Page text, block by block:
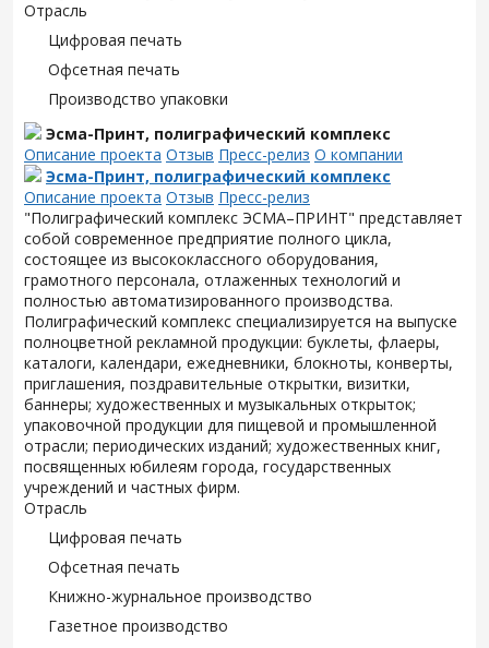
Отрасль
Цифровая печать
Офсетная печать
Производство упаковки
Эсма-Принт, полиграфический комплекс
Описание проекта Отзыв Пресс-релиз О компании
Эсма-Принт, полиграфический комплекс
Описание проекта Отзыв Пресс-релиз
"Полиграфический комплекс ЭСМА–ПРИНТ" представляет
собой современное предприятие полного цикла,
состоящее из высококлассного оборудования,
грамотного персонала, отлаженных технологий и
полностью автоматизированного производства.
Полиграфический комплекс специализируется на выпуске
полноцветной рекламной продукции: буклеты, флаеры,
каталоги, календари, ежедневники, блокноты, конверты,
приглашения, поздравительные открытки, визитки,
баннеры; художественных и музыкальных открыток;
упаковочной продукции для пищевой и промышленной
отрасли; периодических изданий; художественных книг,
посвященных юбилеям города, государственных
учреждений и частных фирм.
Отрасль
Цифровая печать
Офсетная печать
Книжно-журнальное производство
Газетное производство